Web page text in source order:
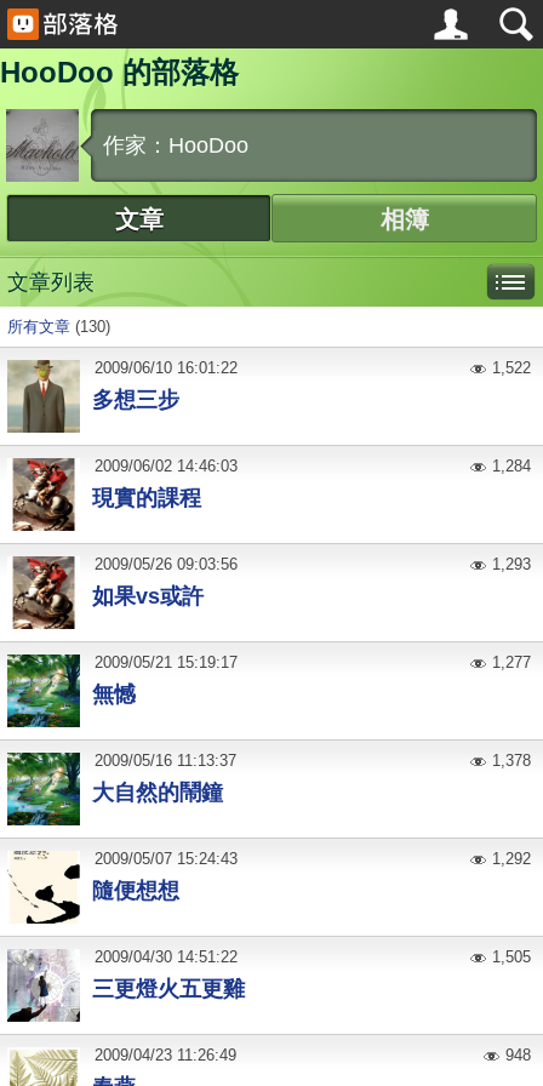
HooDoo 的部落格
作家：HooDoo
文章 相簿
文章列表
所有文章 (130)
多想三步
2009/06/10 16:01:22 1,522
現實的課程
2009/06/02 14:46:03 1,284
如果vs或許
2009/05/26 09:03:56 1,293
無憾
2009/05/21 15:19:17 1,277
大自然的鬧鐘
2009/05/16 11:13:37 1,378
隨便想想
2009/05/07 15:24:43 1,292
三更燈火五更雞
2009/04/30 14:51:22 1,505
2009/04/23 11:26:49 948